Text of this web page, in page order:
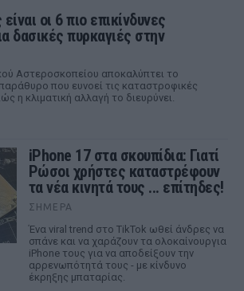
οι 6 πιο επικίνδυνες
δασικές πυρκαγιές στην
Αστεροσκοπείου αποκαλύπτει το
που ευνοεί τις καταστροφικές
η κλιματική αλλαγή το διευρύνει.
iPhone 17 στα σκουπίδια: Γιατί
Ρώσοι χρήστες καταστρέφουν
τα νέα κινητά τους ... επίτηδες!
ΣΉΜΕΡΑ
Ένα viral trend στο TikTok ωθεί άνδρες να
σπάνε και να χαράζουν τα ολοκαίνουργια
iPhone τους για να αποδείξουν την
αρρενωπότητά τους - με κίνδυνο
έκρηξης μπαταρίας.